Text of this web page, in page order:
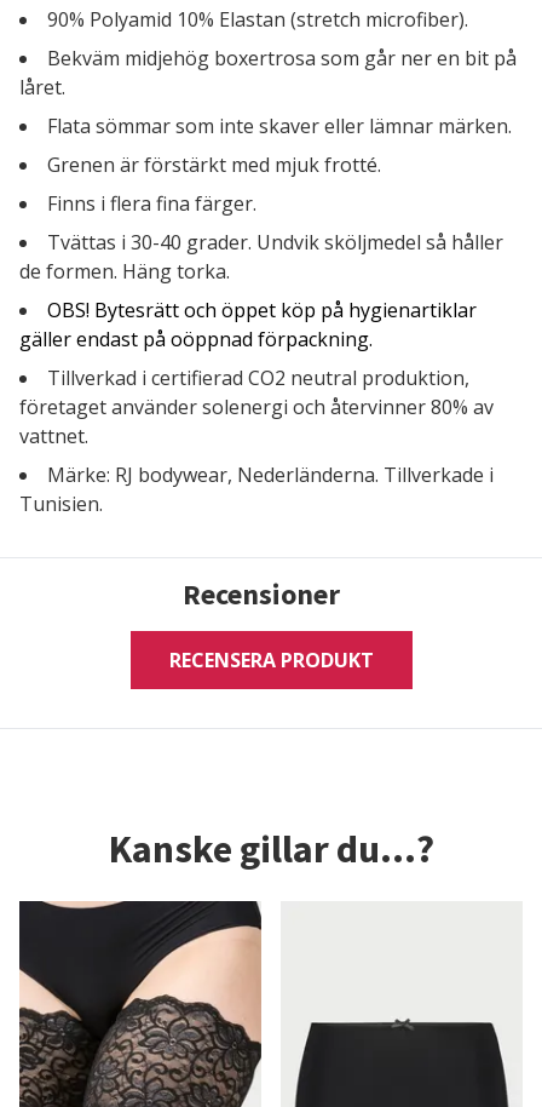
90% Polyamid 10% Elastan (stretch microfiber).
Bekväm midjehög boxertrosa som går ner en bit på
låret.
Flata sömmar som inte skaver eller lämnar märken.
Grenen är förstärkt med mjuk frotté.
Finns i flera fina färger.
Tvättas i 30-40 grader. Undvik sköljmedel så håller
de formen. Häng torka.
OBS! Bytesrätt och öppet köp på hygienartiklar
gäller endast på oöppnad förpackning.
Tillverkad i certifierad CO2 neutral produktion,
företaget använder solenergi och återvinner 80% av
vattnet.
Märke: RJ bodywear, Nederländerna. Tillverkade i
Tunisien.
Recensioner
RECENSERA PRODUKT
Kanske gillar du...?